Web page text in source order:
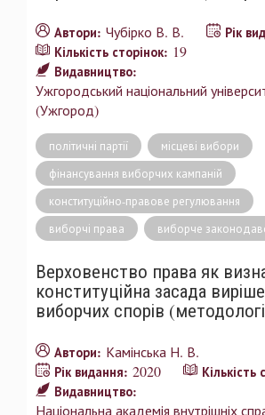
Автори: Чубірко В. В. Рік
Кількість сторінок: 19
Видавництво:
Ужгородський національний
(Ужгород)
політичні партії
місцеві вибори
фінансування виборчих кампаній
конституційно-правове регулювання
виборчі права
виборче
Верховенство права як
конституційна засада
виборчих спорів
Автори: Камінська Н. В.
Рік видання: 2020 Кількість
Видавництво:
Національна академія внутрішніх